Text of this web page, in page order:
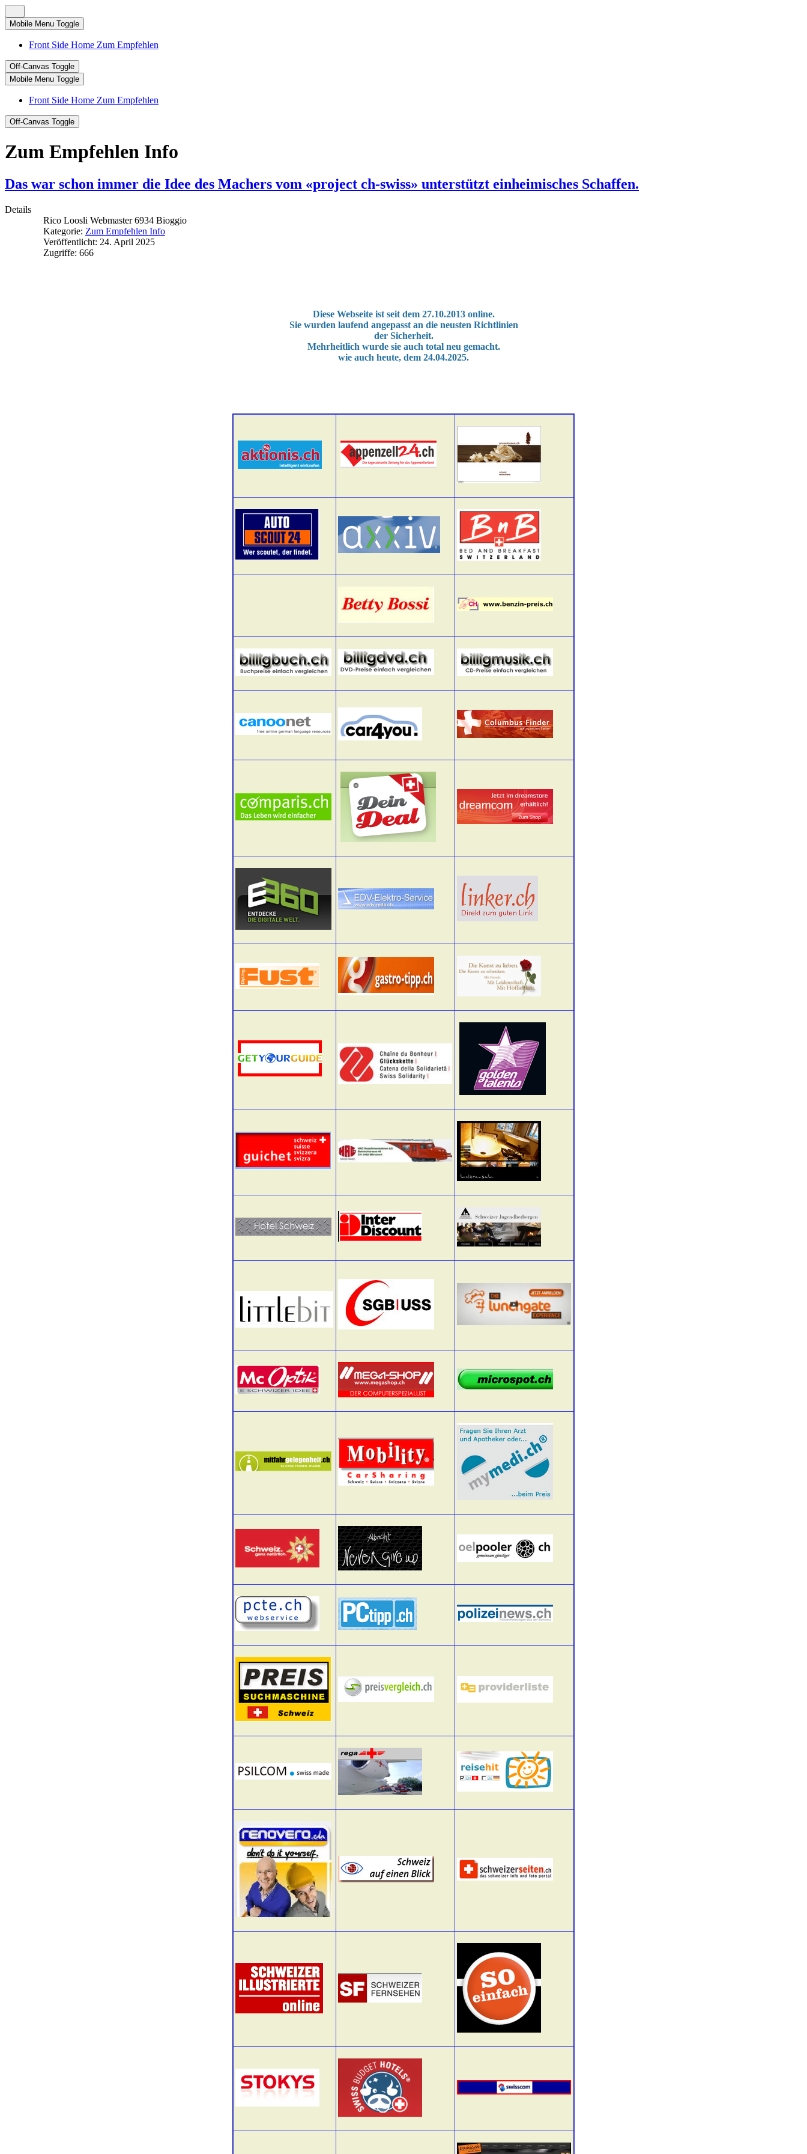
Mobile Menu Toggle
Front Side Home Zum Empfehlen
Off-Canvas Toggle
Mobile Menu Toggle
Front Side Home Zum Empfehlen
Off-Canvas Toggle
Zum Empfehlen Info
Das war schon immer die Idee des Machers vom «project ch-swiss» unterstützt einheimisches Schaffen.
Details
Rico Loosli Webmaster 6934 Bioggio
Kategorie: Zum Empfehlen Info
Veröffentlicht: 24. April 2025
Zugriffe: 666
Diese Webseite ist seit dem 27.10.2013 online.
Sie wurden laufend angepasst an die neusten Richtlinien
der Sicherheit.
Mehrheitlich wurde sie auch total neu gemacht.
wie auch heute, dem 24.04.2025.